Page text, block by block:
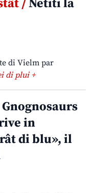
/ Netiti la
di Vielm par
di plui +
in
di blu», il